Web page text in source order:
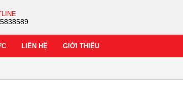
LIÊN HỆ GIỚI THIỆU